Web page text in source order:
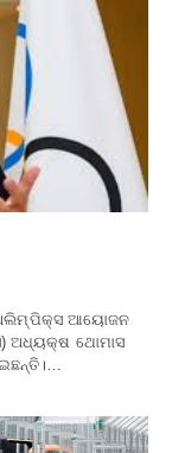
ଆୟୋଜନ
ଅଧ୍ୟକ୍ଷ ଥୋମାସ